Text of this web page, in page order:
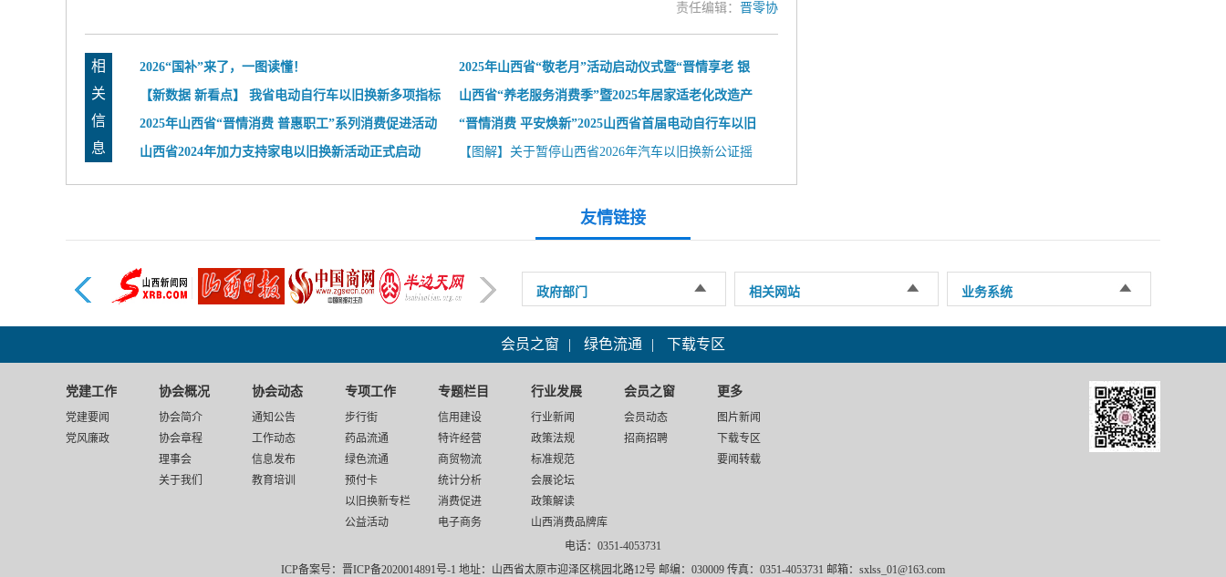
责任编辑： 晋零协
相
关
信
息
2026“国补”来了，一图读懂！ 2025年山西省“敬老月”活动启动仪式暨“晋情享老 银
龄集市”居家适老化改造产品消费补贴活
【新数据 新看点】 我省电动自行车以旧换新多项指标
全国领先
山西省“养老服务消费季”暨2025年居家适老化改造产
品消费补贴“晋孝焕新”行动启动
2025年山西省“晋情消费 普惠职工”系列消费促进活动
家电家居专场---太原站取得圆满成功
“晋情消费 平安焕新”2025山西省首届电动自行车以旧
换新活动圆满收官
山西省2024年加力支持家电以旧换新活动正式启动 【图解】关于暂停山西省2026年汽车以旧换新公证摇
友情链接
政府部门 相关网站 业务系统
会员之窗 | 绿色流通 | 下载专区
党建工作
党建要闻
党风廉政
协会概况
协会简介
协会章程
理事会
关于我们
协会动态
通知公告
工作动态
信息发布
教育培训
专项工作
步行街
药品流通
绿色流通
预付卡
以旧换新专栏
公益活动
专题栏目
信用建设
特许经营
商贸物流
统计分析
消费促进
电子商务
行业发展
行业新闻
政策法规
标准规范
会展论坛
政策解读
山西消费品牌库
会员之窗
会员动态
招商招聘
更多
图片新闻
下载专区
要闻转载
电话：0351-4053731
ICP备案号：晋ICP备2020014891号-1 地址：山西省太原市迎泽区桃园北路12号 邮编：030009 传真：0351-4053731 邮箱：sxlss_01@163.com